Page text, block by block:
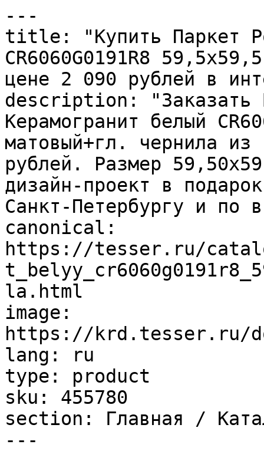
---
title: "Купить Паркет
CR6060G0191R8
цене 2 090 рублей в
description: "Заказать
Керамогранит белый
матовый+гл. чернила
рублей. Размер
дизайн-проект в
Санкт-Петербургу и по
canonical:
https://tesser.ru/
la.html
image:
https://krd.tesser.ru/
lang: ru
type: product
sku: 455780
section: Главная /
---